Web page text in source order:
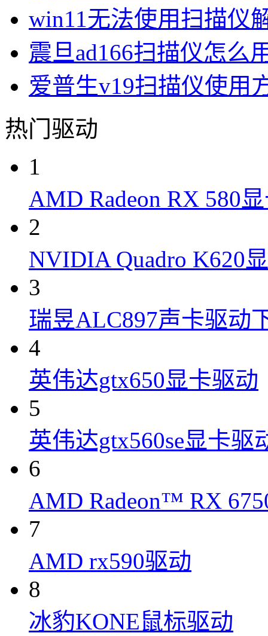
win11无法使用扫描仪
震旦ad166扫描仪怎么
爱普生v19扫描仪使用
热门驱动
1
AMD Radeon RX 580
2
NVIDIA Quadro K620
3
瑞昱ALC897声卡驱动
4
英伟达gtx650显卡驱动
5
英伟达gtx560se显卡驱
6
AMD Radeon™ RX
7
AMD rx590驱动
8
冰豹KONE鼠标驱动